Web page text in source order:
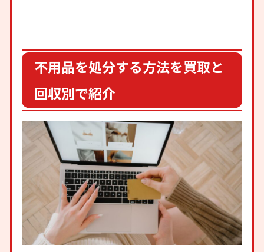
不用品を処分する方法を買取と
回収別で紹介